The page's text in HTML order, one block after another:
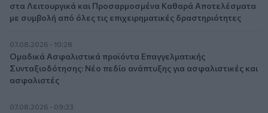
στα Λειτουργικά και Προσαρμοσμένα Καθαρά Αποτελέσματα
με συμβολή από όλες τις επιχειρηματικές δραστηριότητες
07.08.2026 - 10:28
Ομαδικά Ασφαλιστικά προϊόντα Επαγγελματικής
Συνταξιοδότησης: Νέο πεδίο ανάπτυξης για ασφαλιστικές και
ασφαλιστές
07.08.2026 - 09:23